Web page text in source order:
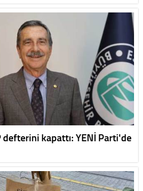
defterini kapattı: YENİ Parti'de